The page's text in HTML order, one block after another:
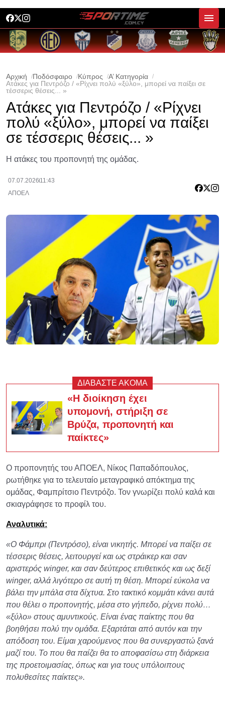
Αρχική Ποδόσφαιρο Κύπρος
Α’ Κατηγορία
Ατάκες για Πεντρόζο / «Ρίχνει πολύ «ξύλο», μπορεί να παίξει σε
τέσσερις θέσεις... »
Ατάκες για Πεντρόζο / «Ρίχνει
πολύ «ξύλο», μπορεί να παίξει
σε τέσσερις θέσεις... »
Η ατάκες του προπονητή της ομάδας.
07.07.2026 11:43
ΑΠΟΕΛ
ΔΙΑΒΑΣΤΕ ΑΚΟΜΑ
«Η διοίκηση έχει
υπομονή, στήριξη σε
Βρύζα, προπονητή και
παίκτες»
Ο προπονητής του ΑΠΟΕΛ, Νίκος Παπαδόπουλος,
ρωτήθηκε για το τελευταίο μεταγραφικό απόκτημα της
ομάδας, Φαμπρίτσιο Πεντρόζο. Τον γνωρίζει πολύ καλά και
σκιαγράφησε το προφίλ του.
Αναλυτικά:
«Ο Φάμπρι (Πεντρόσο), είναι νικητής. Μπορεί να παίξει σε
τέσσερις θέσεις, λειτουργεί και ως στράικερ και σαν
αριστερός winger, και σαν δεύτερος επιθετικός και ως δεξί
winger, αλλά λιγότερο σε αυτή τη θέση. Μπορεί εύκολα να
βάλει την μπάλα στα δίχτυα. Στο τακτικό κομμάτι κάνει αυτά
που θέλει ο προπονητής, μέσα στο γήπεδο, ρίχνει πολύ…
«ξύλο» στους αμυντικούς. Είναι ένας παίκτης που θα
βοηθήσει πολύ την ομάδα. Εξαρτάται από αυτόν και την
απόδοση του. Είμαι χαρούμενος που θα συνεργαστώ ξανά
μαζί του. Το που θα παίζει θα το αποφασίσω στη διάρκεια
της προετοιμασίας, όπως και για τους υπόλοιπους
πολυθεσίτες παίκτες».